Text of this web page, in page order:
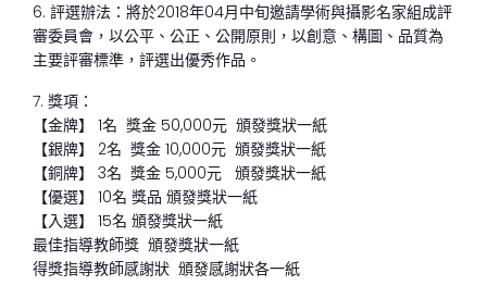
6. 評選辦法：將於2018年04月中旬邀請學術與攝影名家組成評
審委員會，以公平、公正、公開原則，以創意、構圖、品質為
主要評審標準，評選出優秀作品。
7. 獎項：
【金牌】 1名 獎金 50,000元 頒發獎狀一紙
【銀牌】 2名 獎金 10,000元 頒發獎狀一紙
【銅牌】 3名 獎金 5,000元 頒發獎狀一紙
【優選】 10名 獎品 頒發獎狀一紙
【入選】 15名 頒發獎狀一紙
最佳指導教師獎 頒發獎狀一紙
得獎指導教師感謝狀 頒發感謝狀各一紙